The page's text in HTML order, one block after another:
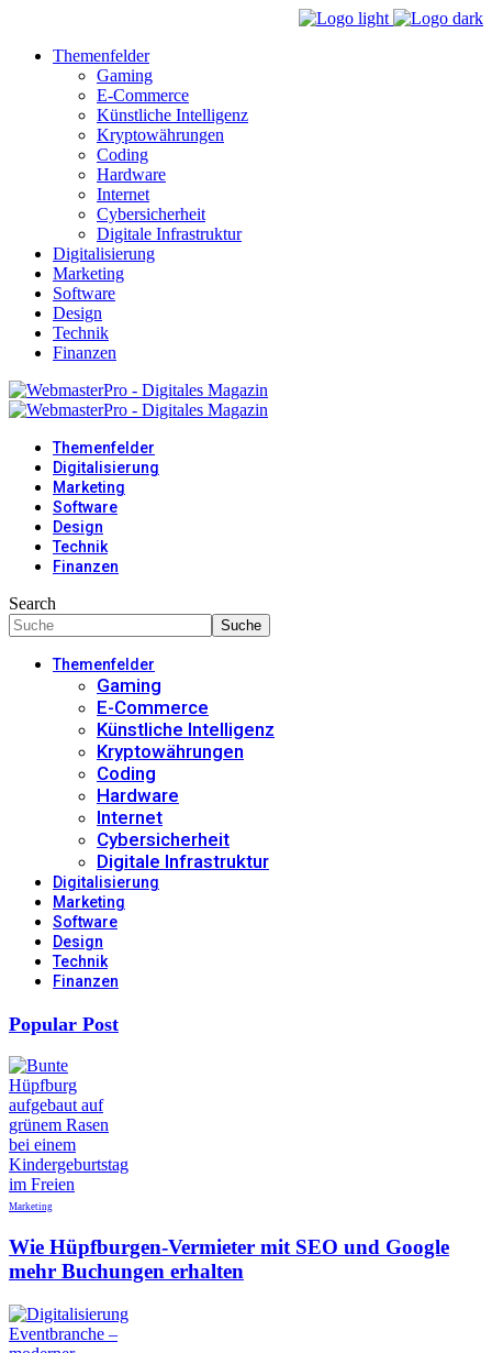
Themenfelder
Gaming
E-Commerce
Künstliche Intelligenz
Kryptowährungen
Coding
Hardware
Internet
Cybersicherheit
Digitale Infrastruktur
Digitalisierung
Marketing
Software
Design
Technik
Finanzen
Themenfelder
Digitalisierung
Marketing
Software
Design
Technik
Finanzen
Search
Themenfelder
Gaming
E-Commerce
Künstliche Intelligenz
Kryptowährungen
Coding
Hardware
Internet
Cybersicherheit
Digitale Infrastruktur
Digitalisierung
Marketing
Software
Design
Technik
Finanzen
Popular Post
Marketing
Wie Hüpfburgen-Vermieter mit SEO und Google
mehr Buchungen erhalten